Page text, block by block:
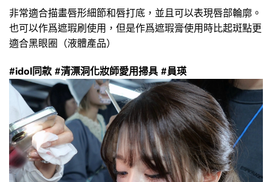
非常適合描畫唇形細節和唇打底，並且可以表現唇部輪廓。
也可以作爲遮瑕刷使用，但是作爲遮瑕膏使用時比起斑點更
適合黑眼圈（液體產品）
#idol同款 #清漂洞化妝師愛用掃具 #員瑛